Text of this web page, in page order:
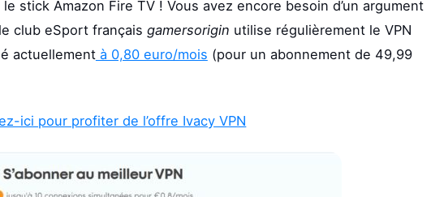
stick Amazon Fire TV ! Vous avez encore besoin d’un argument
club eSport français gamersorigin utilise régulièrement le VPN
actuellementà 0,80 euro/mois (pour un abonnement de 49,99
ici pour profiter de l’offre Ivacy VPN